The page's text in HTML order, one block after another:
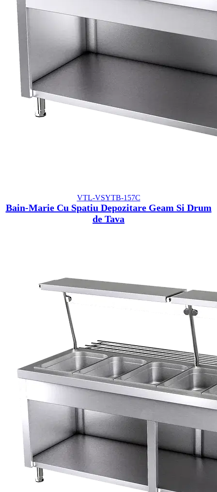
VTL-VSYTB-157C
Bain-Marie Cu Spatiu Depozitare Geam Si Drum
de Tava